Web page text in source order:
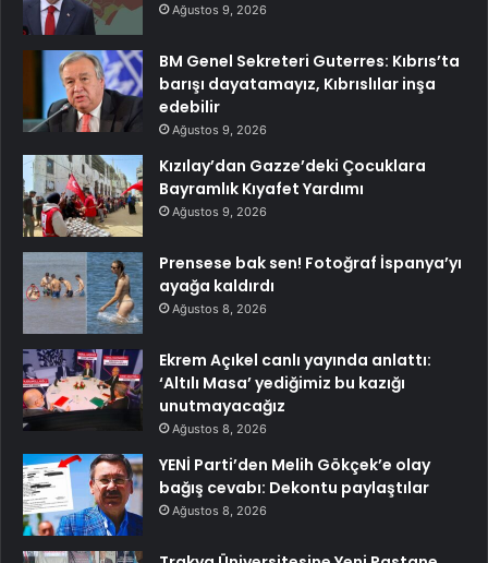
Ağustos 9, 2026
BM Genel Sekreteri Guterres: Kıbrıs’ta
barışı dayatamayız, Kıbrıslılar inşa
edebilir
Ağustos 9, 2026
Kızılay’dan Gazze’deki Çocuklara
Bayramlık Kıyafet Yardımı
Ağustos 9, 2026
Prensese bak sen! Fotoğraf İspanya’yı
ayağa kaldırdı
Ağustos 8, 2026
Ekrem Açıkel canlı yayında anlattı:
‘Altılı Masa’ yediğimiz bu kazığı
unutmayacağız
Ağustos 8, 2026
YENİ Parti’den Melih Gökçek’e olay
bağış cevabı: Dekontu paylaştılar
Ağustos 8, 2026